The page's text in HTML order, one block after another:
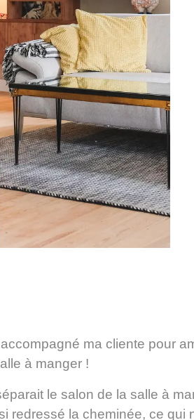
ma cliente pour
à manger !
le salon de la salle à
redressé la cheminée, ce qui